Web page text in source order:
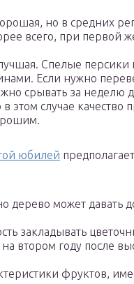
но в средних
всего, при первой
Спелые
Если нужно
срывать за неделю
этом случае качество
юбилей
дерево может давать
закладывать
втором году после
фруктов,